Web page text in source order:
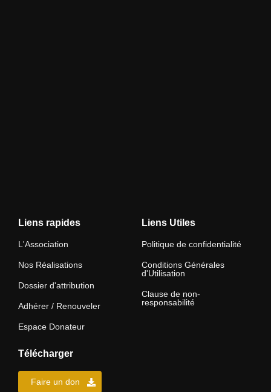
Liens rapides
L'Association
Nos Réalisations
Dossier d'attribution
Adhérer / Renouveler
Espace Donateur
Liens Utiles
Politique de confidentialité
Conditions Générales
d'Utilisation
Clause de non-
responsabilité
Télécharger
Faire un don